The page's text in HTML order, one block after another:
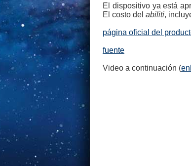
El dispositivo ya está
El costo del abiliti,
página oficial del
fuente
Video a continuación (